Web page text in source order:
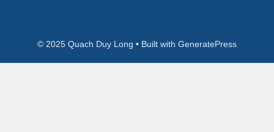
© 2025 Quach Duy Long • Built with GeneratePress